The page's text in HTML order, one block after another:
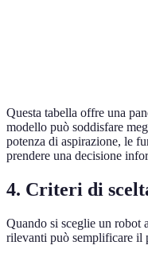
Questa tabella offre una
modello può soddisfare
potenza di aspirazione, le
prendere una decisione
4. Criteri di
Quando si sceglie un robot
rilevanti può semplificare il